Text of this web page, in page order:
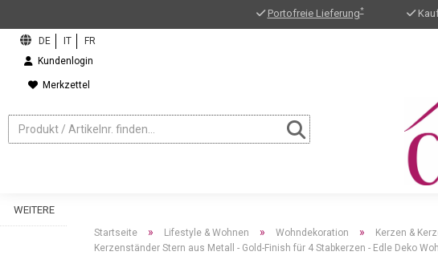
Portofreie Lieferung*
Kundenlogin
Merkzettel
WEITERE
Startseite » Lifestyle & Wohnen » Wohndekoration » Kerzen &
Kerzenständer Stern aus Metall - Gold-Finish für 4 Stabkerzen - Edle Deko